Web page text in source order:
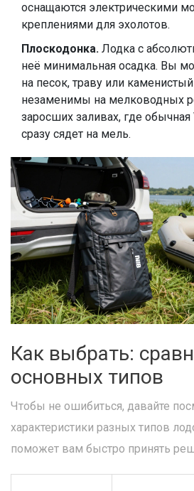
оснащаются электрическими
креплениями для эхолотов.
Плоскодонка. Лодка с
неё минимальная осадка. Вы
на песок, траву или
незаменимы на мелководных
заросших заливах, где обычная
сразу сядет на мель.
Как выбрать:
основных типов
Чтобы не ошибиться, давайте
характеристики разных типов
поможет вам быстро принять